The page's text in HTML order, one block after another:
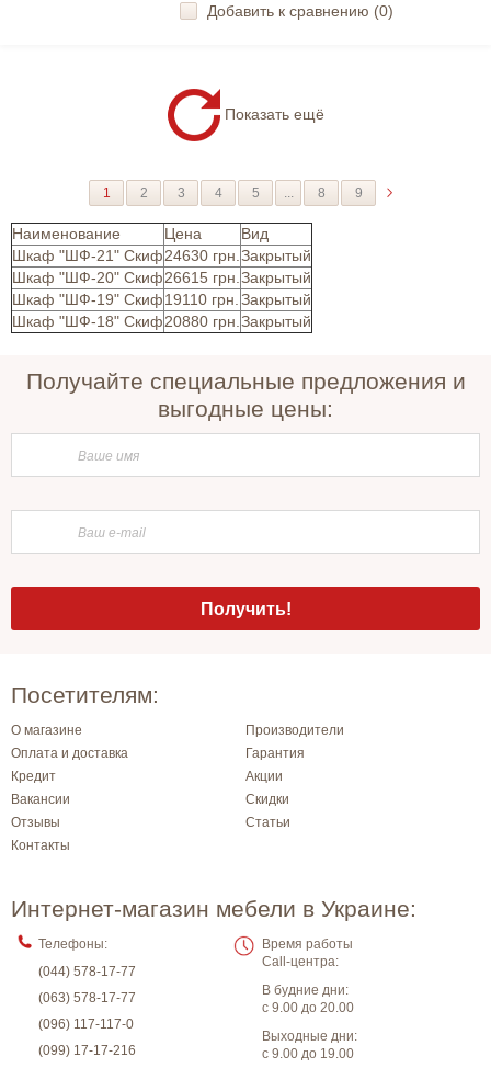
Добавить к сравнению (0)
Показать ещё
1 2 3 4 5 ... 8 9
Наименование Цена
Вид
Шкаф "ШФ-21" Скиф24630 грн. Закрытый
Шкаф "ШФ-20" Скиф26615 грн. Закрытый
Шкаф "ШФ-19" Скиф19110 грн. Закрытый
Шкаф "ШФ-18" Скиф20880 грн. Закрытый
Получайте специальные предложения и
выгодные цены:
Посетителям:
О магазине
Производители
Оплата и доставка
Гарантия
Кредит
Акции
Вакансии
Скидки
Отзывы
Статьи
Контакты
Интернет-магазин мебели в Украине:
Телефоны:
(044) 578-17-77
(063) 578-17-77
(096) 117-117-0
(099) 17-17-216
Время работы
Call-центра:
В будние дни:
с 9.00 до 20.00
Выходные дни:
с 9.00 до 19.00